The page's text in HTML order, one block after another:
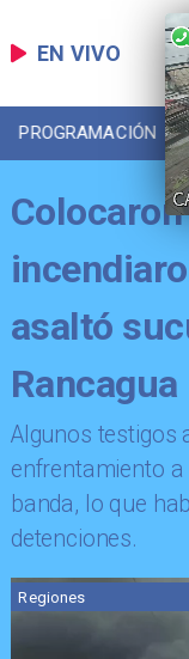
EN VIVO
PROGRAMACIÓN
asaltó
Rancagua
​Algunos testigos
enfrentamiento
banda, lo que
detenciones.
Regiones